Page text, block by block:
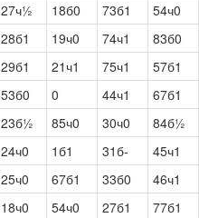
27ч½ 18б0 73б1 54ч0
28б1 19ч0 74ч1 83б0
29б1 21ч1 75ч1 57б1
53б0 0 44ч1 67б1
23б½ 85ч0 30ч0 84б½
24ч0 1б1 31б- 45ч1
25ч0 67б1 33б0 46ч1
18ч0 54ч0 27б1 77б1